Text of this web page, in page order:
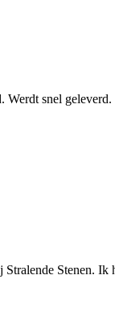
snel
Stenen. Ik